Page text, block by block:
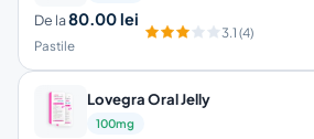
Lovegra Oral Jelly
100mg
De la80.00 lei
Pastile
3.1 (4)